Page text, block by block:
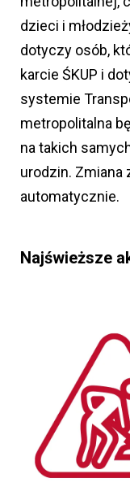
dzieci i
dotyczy osób,
karcie ŚKUP i
systemie
metropolitalna
na takich
urodzin. Zmiana
automatycznie.
Najświeższe